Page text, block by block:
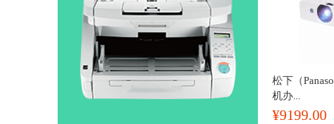
松下（
机办...
¥9199.00